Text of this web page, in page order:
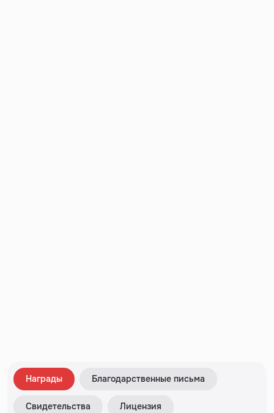
Награды Благодарственные письма
Свидетельства Лицензия